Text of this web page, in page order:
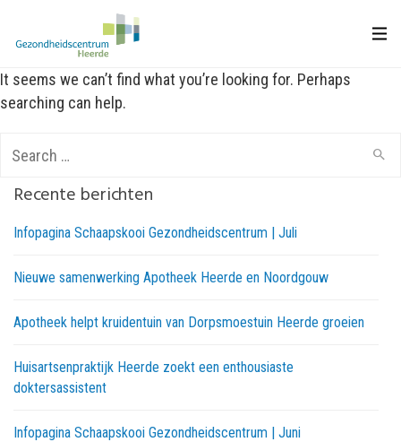
It seems we can’t find what you’re looking for. Perhaps
searching can help.
for:
Recente berichten
Infopagina Schaapskooi Gezondheidscentrum | Juli
Nieuwe samenwerking Apotheek Heerde en Noordgouw
Apotheek helpt kruidentuin van Dorpsmoestuin Heerde groeien
Huisartsenpraktijk Heerde zoekt een enthousiaste
doktersassistent
Infopagina Schaapskooi Gezondheidscentrum | Juni